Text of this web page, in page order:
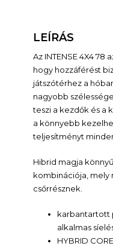
LEÍRÁS
Az INTENSE 4X4
hogy hozzáférést
játszótérhez a
nagyobb
teszi a kezdők és a
a könnyebb
teljesítményt
Hibrid magja
kombinációja, mely
csőrrésznek.
karbantartott
alkalmas
HYBRID CORE